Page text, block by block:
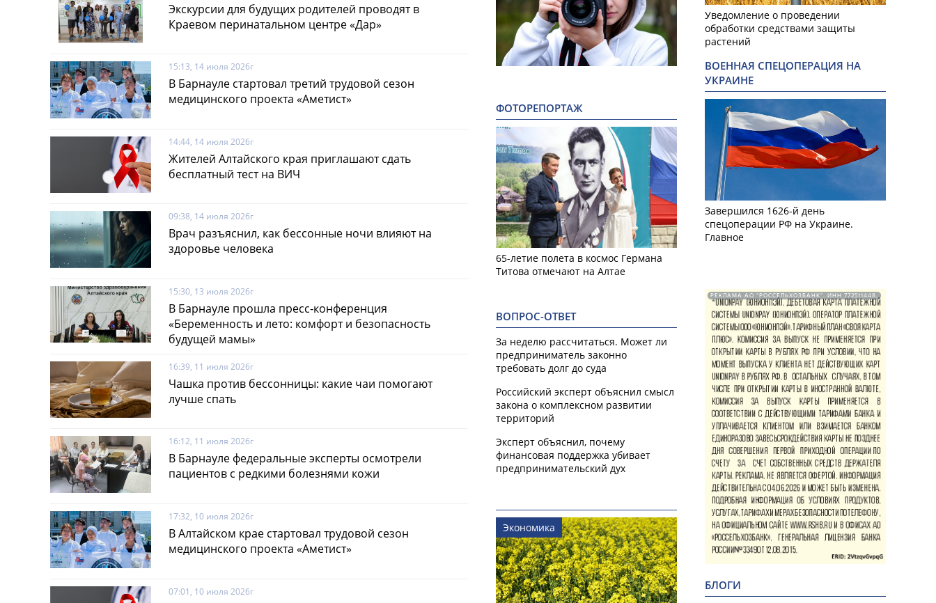
Экскурсии для будущих родителей проводят в
Краевом перинатальном центре «Дар»
15:13, 14 июля 2026г
В Барнауле стартовал третий трудовой сезон
медицинского проекта «Аметист»
14:44, 14 июля 2026г
Жителей Алтайского края приглашают сдать
бесплатный тест на ВИЧ
09:38, 14 июля 2026г
Врач разъяснил, как бессонные ночи влияют на
здоровье человека
15:30, 13 июля 2026г
В Барнауле прошла пресс‑конференция
«Беременность и лето: комфорт и безопасность
будущей мамы»
16:39, 11 июля 2026г
Чашка против бессонницы: какие чаи помогают
лучше спать
16:12, 11 июля 2026г
В Барнауле федеральные эксперты осмотрели
пациентов с редкими болезнями кожи
17:32, 10 июля 2026г
В Алтайском крае стартовал трудовой сезон
медицинского проекта «Аметист»
07:01, 10 июля 2026г
ФОТОРЕПОРТАЖ
65-летие полета в космос Германа
Титова отмечают на Алтае
ВОПРОС-ОТВЕТ
За неделю рассчитаться. Может ли
предприниматель законно
требовать долг до суда
Российский эксперт объяснил смысл
закона о комплексном развитии
территорий
Эксперт объяснил, почему
финансовая поддержка убивает
предпринимательский дух
Экономика
Уведомление о проведении
обработки средствами защиты
растений
ВОЕННАЯ СПЕЦОПЕРАЦИЯ НА
УКРАИНЕ
Завершился 1626-й день
спецоперации РФ на Украине.
Главное
РЕКЛАМА АО "РОССЕЛЬХОЗБАНК". ИНН 772511448.
БЛОГИ